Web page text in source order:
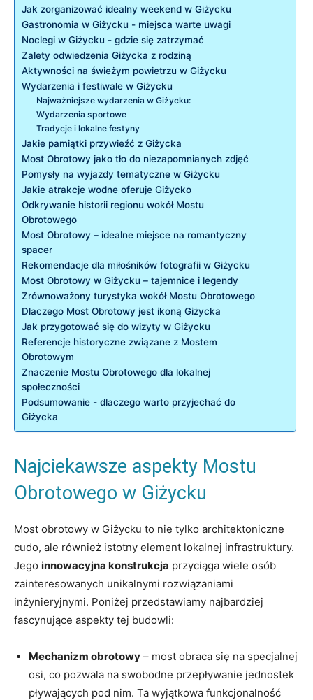
Jak zorganizować idealny⁤ weekend w‌ Giżycku
Gastronomia‌ w​ Giżycku ⁣- miejsca ‌warte uwagi
Noclegi w Giżycku ‍- gdzie się zatrzymać
Zalety odwiedzenia Giżycka ⁢z rodziną
Aktywności na świeżym powietrzu w Giżycku
Wydarzenia ‍i festiwale w Giżycku
Najważniejsze wydarzenia w Giżycku:
Wydarzenia sportowe
Tradycje i lokalne festyny
Jakie pamiątki przywieźć​ z Giżycka
Most Obrotowy ‌jako tło do niezapomnianych zdjęć
Pomysły na‍ wyjazdy tematyczne w Giżycku
Jakie atrakcje wodne oferuje Giżycko
Odkrywanie‌ historii regionu‍ wokół Mostu‌
Obrotowego
Most Obrotowy‍ – idealne miejsce na romantyczny
spacer
Rekomendacje dla miłośników fotografii w Giżycku
Most Obrotowy w Giżycku – ⁤tajemnice i​ legendy
Zrównoważony⁤ turystyka wokół Mostu Obrotowego
Dlaczego ⁣Most Obrotowy​ jest ikoną Giżycka
Jak ⁤przygotować się do wizyty w Giżycku
Referencje historyczne związane z Mostem
Obrotowym
Znaczenie Mostu Obrotowego ‌dla lokalnej
społeczności
Podsumowanie ‍- dlaczego warto przyjechać⁣ do
Giżycka
Najciekawsze aspekty ‌Mostu
Obrotowego w ⁣Giżycku
Most⁣ obrotowy ‍w Giżycku‌ to nie ⁢tylko architektoniczne
cudo, ale również​ istotny element‍ lokalnej infrastruktury.‌
Jego innowacyjna⁣ konstrukcja przyciąga wiele⁤ osób
zainteresowanych unikalnymi ⁣rozwiązaniami
inżynieryjnymi. Poniżej przedstawiamy najbardziej
fascynujące aspekty‍ tej budowli:
Mechanizm obrotowy – most obraca się na specjalnej
osi, co pozwala na swobodne przepływanie jednostek ​
pływających​ pod⁣ nim. Ta wyjątkowa ‍funkcjonalność